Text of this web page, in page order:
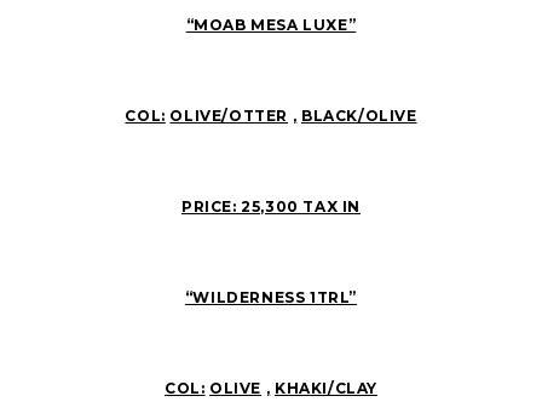
“MOAB MESA LUXE”
COL: OLIVE/OTTER , BLACK/OLIVE
PRICE: 25,300 TAX IN
“WILDERNESS 1TRL”
COL: OLIVE , KHAKI/CLAY